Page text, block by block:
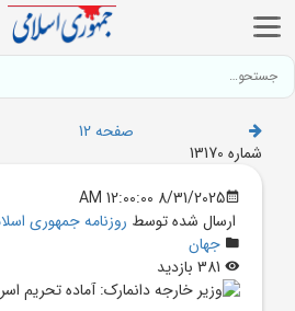
صفحه 12
شماره 13170
8/31/2025 12:00:00 AM
ارسال شده توسط روزنامه جمهوری
جهان